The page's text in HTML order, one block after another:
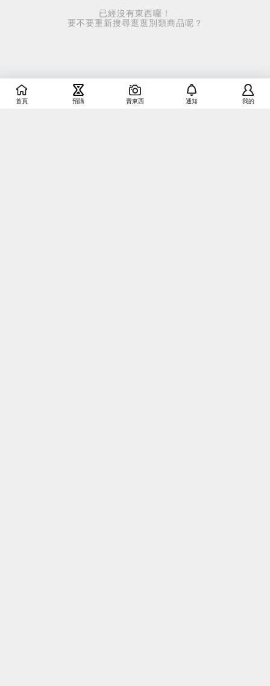
已經沒有東西囉！
要不要重新搜尋逛逛別類商品呢？
首頁 預購 賣東西 通知 我的